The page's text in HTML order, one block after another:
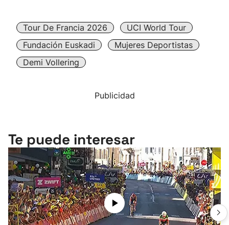
Tour De Francia 2026
UCI World Tour
Fundación Euskadi
Mujeres Deportistas
Demi Vollering
Publicidad
Te puede interesar